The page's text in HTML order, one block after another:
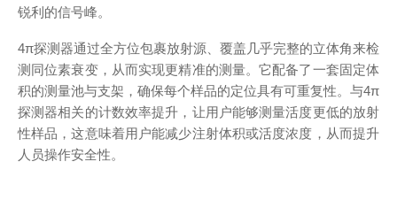
锐利的信号峰。
4π探测器通过全方位包裹放射源、覆盖几乎完整的立体角来检
测同位素衰变，从而实现更精准的测量。它配备了一套固定体
积的测量池与支架，确保每个样品的定位具有可重复性。与4π
探测器相关的计数效率提升，让用户能够测量活度更低的放射
性样品，这意味着用户能减少注射体积或活度浓度，从而提升
人员操作安全性。